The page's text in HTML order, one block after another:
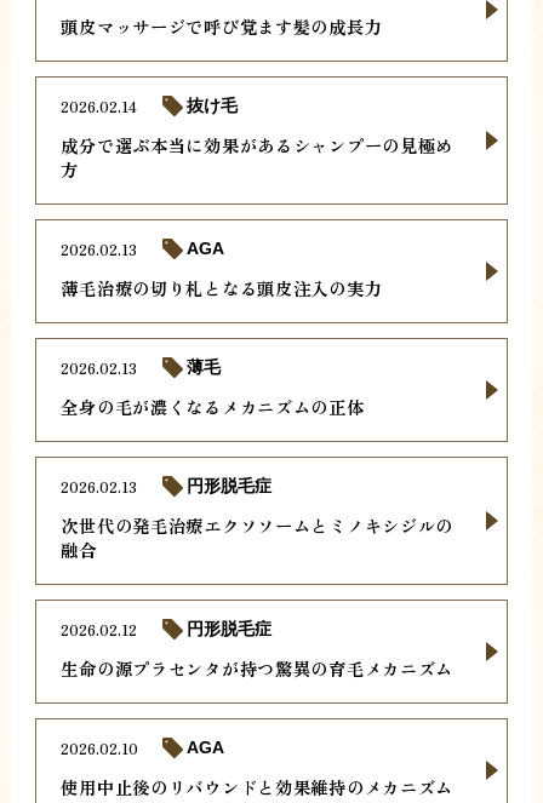
頭皮マッサージで呼び覚ます髪の成長力
成分で選ぶ本当に効果があるシャンプーの見極め
方
2026.02.14 抜け毛
薄毛治療の切り札となる頭皮注入の実力
2026.02.13 AGA
全身の毛が濃くなるメカニズムの正体
2026.02.13 薄毛
次世代の発毛治療エクソソームとミノキシジルの
融合
2026.02.13 円形脱毛症
生命の源プラセンタが持つ驚異の育毛メカニズム
2026.02.12 円形脱毛症
使用中止後のリバウンドと効果維持のメカニズム
2026.02.10 AGA